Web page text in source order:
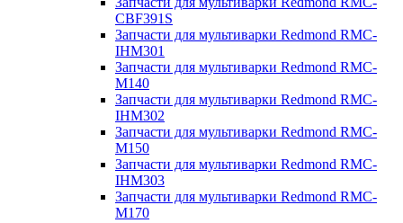
CBF391S
Запчасти для мультиварки Redmond RMC-
IHM301
Запчасти для мультиварки Redmond RMC-
M140
Запчасти для мультиварки Redmond RMC-
IHM302
Запчасти для мультиварки Redmond RMC-
M150
Запчасти для мультиварки Redmond RMC-
IHM303
Запчасти для мультиварки Redmond RMC-
M170